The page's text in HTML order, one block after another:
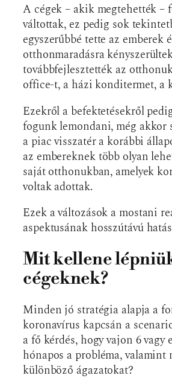
A cégek – akik megtehették –
váltottak, ez pedig sok
egyszerűbbé tette az emberek
otthonmaradásra
továbbfejlesztették az
office-t, a házi konditermet, a
Ezekről a befektetésekről
fogunk lemondani, még akkor
a piac visszatér a korábbi
az embereknek több olyan
saját otthonukban, amelyek
voltak adottak.
Ezek a változások a mostani
aspektusának hosszútávú
Mit kellene
cégeknek?
Minden jó stratégia alapja a
koronavírus kapcsán a
a fő kérdés, hogy vajon 6 vagy
hónapos a probléma,
különböző ágazatokat?